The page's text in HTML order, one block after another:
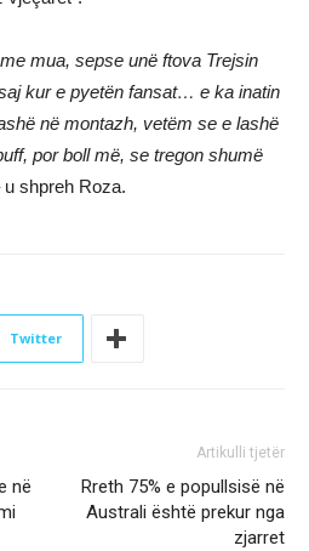
mua, sepse unë ftova Trejsin
kur e pyetën fansat… e ka inatin
në montazh, vetëm se e lashë
por boll më, se tregon shumë
u shpreh Roza.
Twitter
në
Artikulli tjetër
​Rreth 75% e popullsisë në
Australi është prekur nga
zjarret